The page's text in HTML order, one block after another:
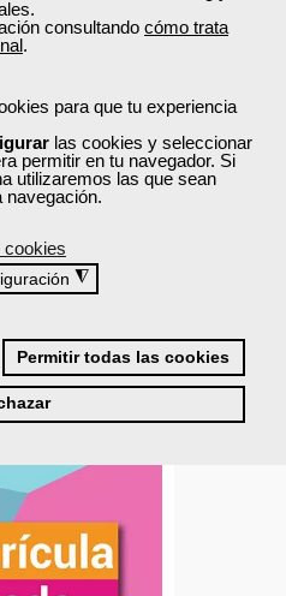
consultando cómo trata
.
para que tu experiencia
las cookies y seleccionar
permitir en tu navegador. Si
utilizaremos las que sean
navegación.
cookies
◮
Permitir todas las cookies
Femxa
aplicaciones
internet,
Gratuito
horas
cerrada
0